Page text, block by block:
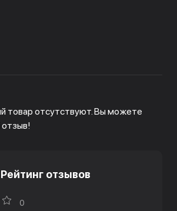
товар отсутствуют. Вы можете
отзыв!
Рейтинг отзывов
0